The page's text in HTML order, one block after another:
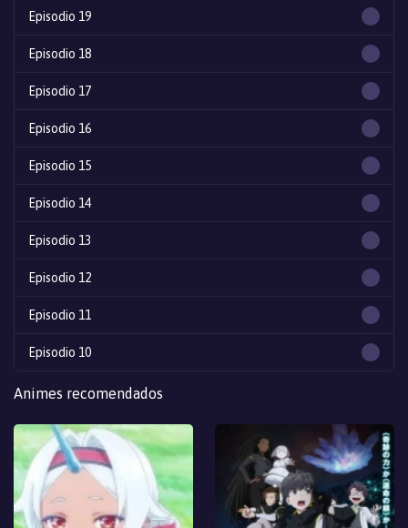
Episodio 19
Episodio 18
Episodio 17
Episodio 16
Episodio 15
Episodio 14
Episodio 13
Episodio 12
Episodio 11
Episodio 10
Episodio 9
Episodio 8
Episodio 7
Episodio 6
Animes recomendados